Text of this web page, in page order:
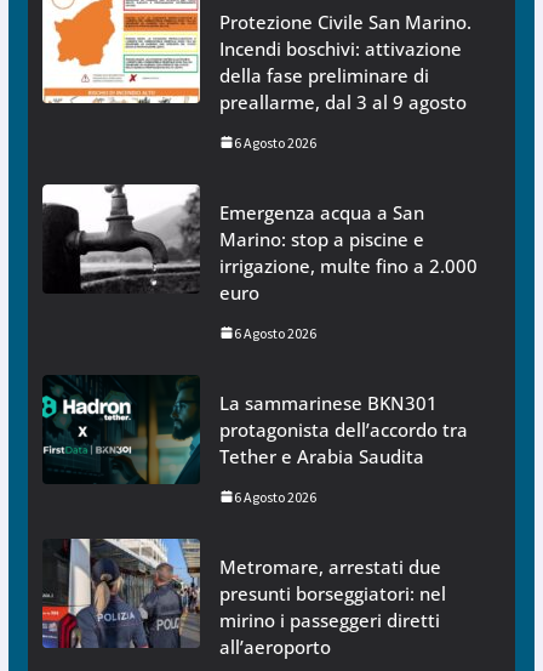
Protezione Civile San Marino.
Incendi boschivi: attivazione
della fase preliminare di
preallarme, dal 3 al 9 agosto
6 Agosto 2026
Emergenza acqua a San
Marino: stop a piscine e
irrigazione, multe fino a 2.000
euro
6 Agosto 2026
La sammarinese BKN301
protagonista dell’accordo tra
Tether e Arabia Saudita
6 Agosto 2026
Metromare, arrestati due
presunti borseggiatori: nel
mirino i passeggeri diretti
all’aeroporto